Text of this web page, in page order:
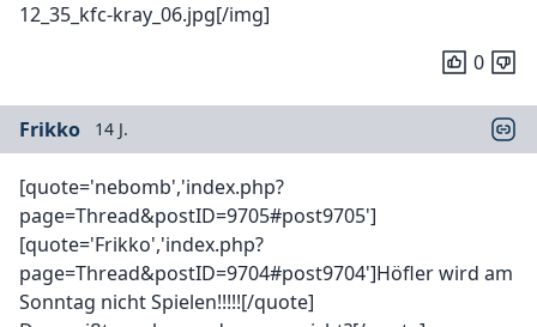
12_35_kfc-kray_06.jpg[/img]
0
Frikko 14 J.
[quote='nebomb','index.php?
page=Thread&postID=9705#post9705']
[quote='Frikko','index.php?
page=Thread&postID=9704#post9704']Höfler wird am
Sonntag nicht Spielen!!!!![/quote]